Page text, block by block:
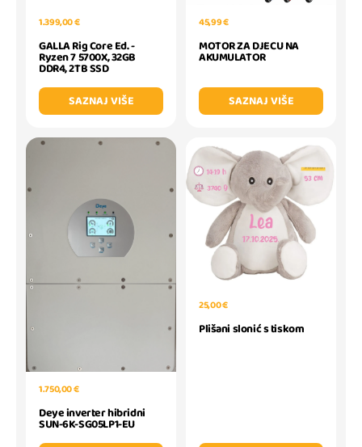
1.399,00 €
GALLA Rig Core Ed. -
Ryzen 7 5700X, 32GB
DDR4, 2TB SSD
SAZNAJ VIŠE
45,99 €
MOTOR ZA DJECU NA
AKUMULATOR
SAZNAJ VIŠE
1.750,00 €
Deye inverter hibridni
SUN-6K-SG05LP1-EU
25,00 €
Plišani slonić s tiskom